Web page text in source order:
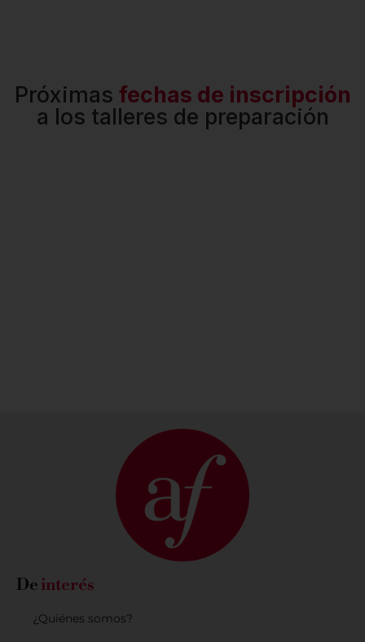
Próximas fechas de inscripción
a los talleres de preparación
De interés
¿Quiénes somos?